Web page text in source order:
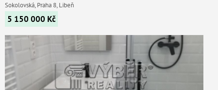
Sokolovská, Praha 8, Libeň
5 150 000 Kč